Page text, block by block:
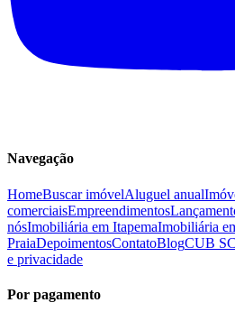
Navegação
HomeBuscar imóvelAluguel anual
comerciaisEmpreendimentos
nósImobiliária em ItapemaImobiliária
PraiaDepoimentosContatoBlogCUB SC
e privacidade
Por pagamento